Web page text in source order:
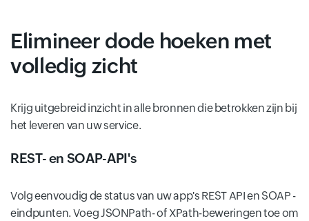
Elimineer dode hoeken met
volledig zicht
Krijg uitgebreid inzicht in alle bronnen die betrokken zijn bij
het leveren van uw service.
REST- en SOAP-API's
Volg eenvoudig de status van uw app's REST API en SOAP -
eindpunten. Voeg JSONPath- of XPath-beweringen toe om